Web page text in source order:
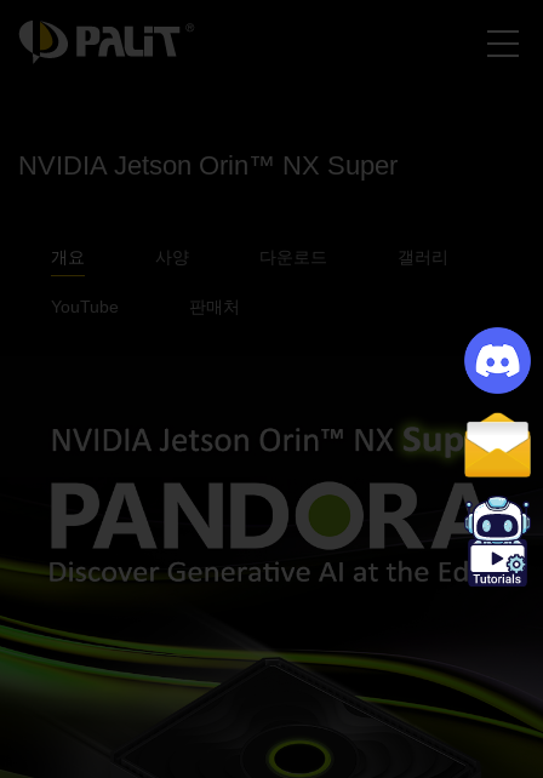
NVIDIA Jetson Orin™ NX Super
개요 사양 다운로드 갤러리
YouTube 판매처